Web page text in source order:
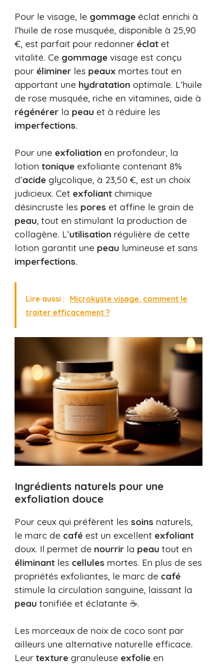
Pour le visage, le gommage éclat enrichi à
l’huile de rose musquée, disponible à 25,90
€, est parfait pour redonner éclat et
vitalité. Ce gommage visage est conçu
pour éliminer les peaux mortes tout en
apportant une hydratation optimale. L’huile
de rose musquée, riche en vitamines, aide à
régénérer la peau et à réduire les
imperfections.
Pour une exfoliation en profondeur, la
lotion tonique exfoliante contenant 8%
d’acide glycolique, à 23,50 €, est un choix
judicieux. Cet exfoliant chimique
désincruste les pores et affine le grain de
peau, tout en stimulant la production de
collagène. L’utilisation régulière de cette
lotion garantit une peau lumineuse et sans
imperfections.
Lire aussi : Microkyste visage, comment le
traiter efficacement ?
Ingrédients naturels pour une
exfoliation douce
Pour ceux qui préfèrent les soins naturels,
le marc de café est un excellent exfoliant
doux. Il permet de nourrir la peau tout en
éliminant les cellules mortes. En plus de ses
propriétés exfoliantes, le marc de café
stimule la circulation sanguine, laissant la
peau tonifiée et éclatante ☕.
Les morceaux de noix de coco sont par
ailleurs une alternative naturelle efficace.
Leur texture granuleuse exfolie en